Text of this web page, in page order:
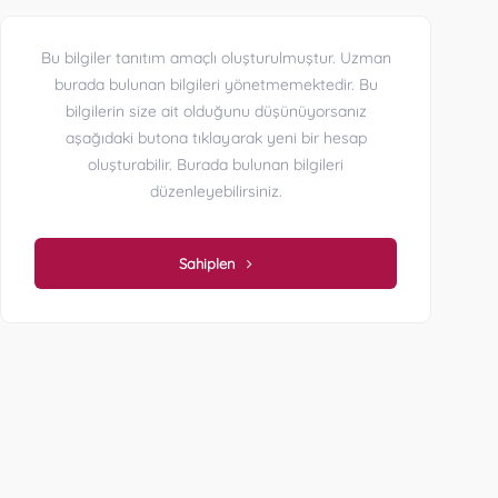
Bu bilgiler tanıtım amaçlı oluşturulmuştur. Uzman
burada bulunan bilgileri yönetmemektedir. Bu
bilgilerin size ait olduğunu düşünüyorsanız
aşağıdaki butona tıklayarak yeni bir hesap
oluşturabilir. Burada bulunan bilgileri
düzenleyebilirsiniz.
Sahiplen